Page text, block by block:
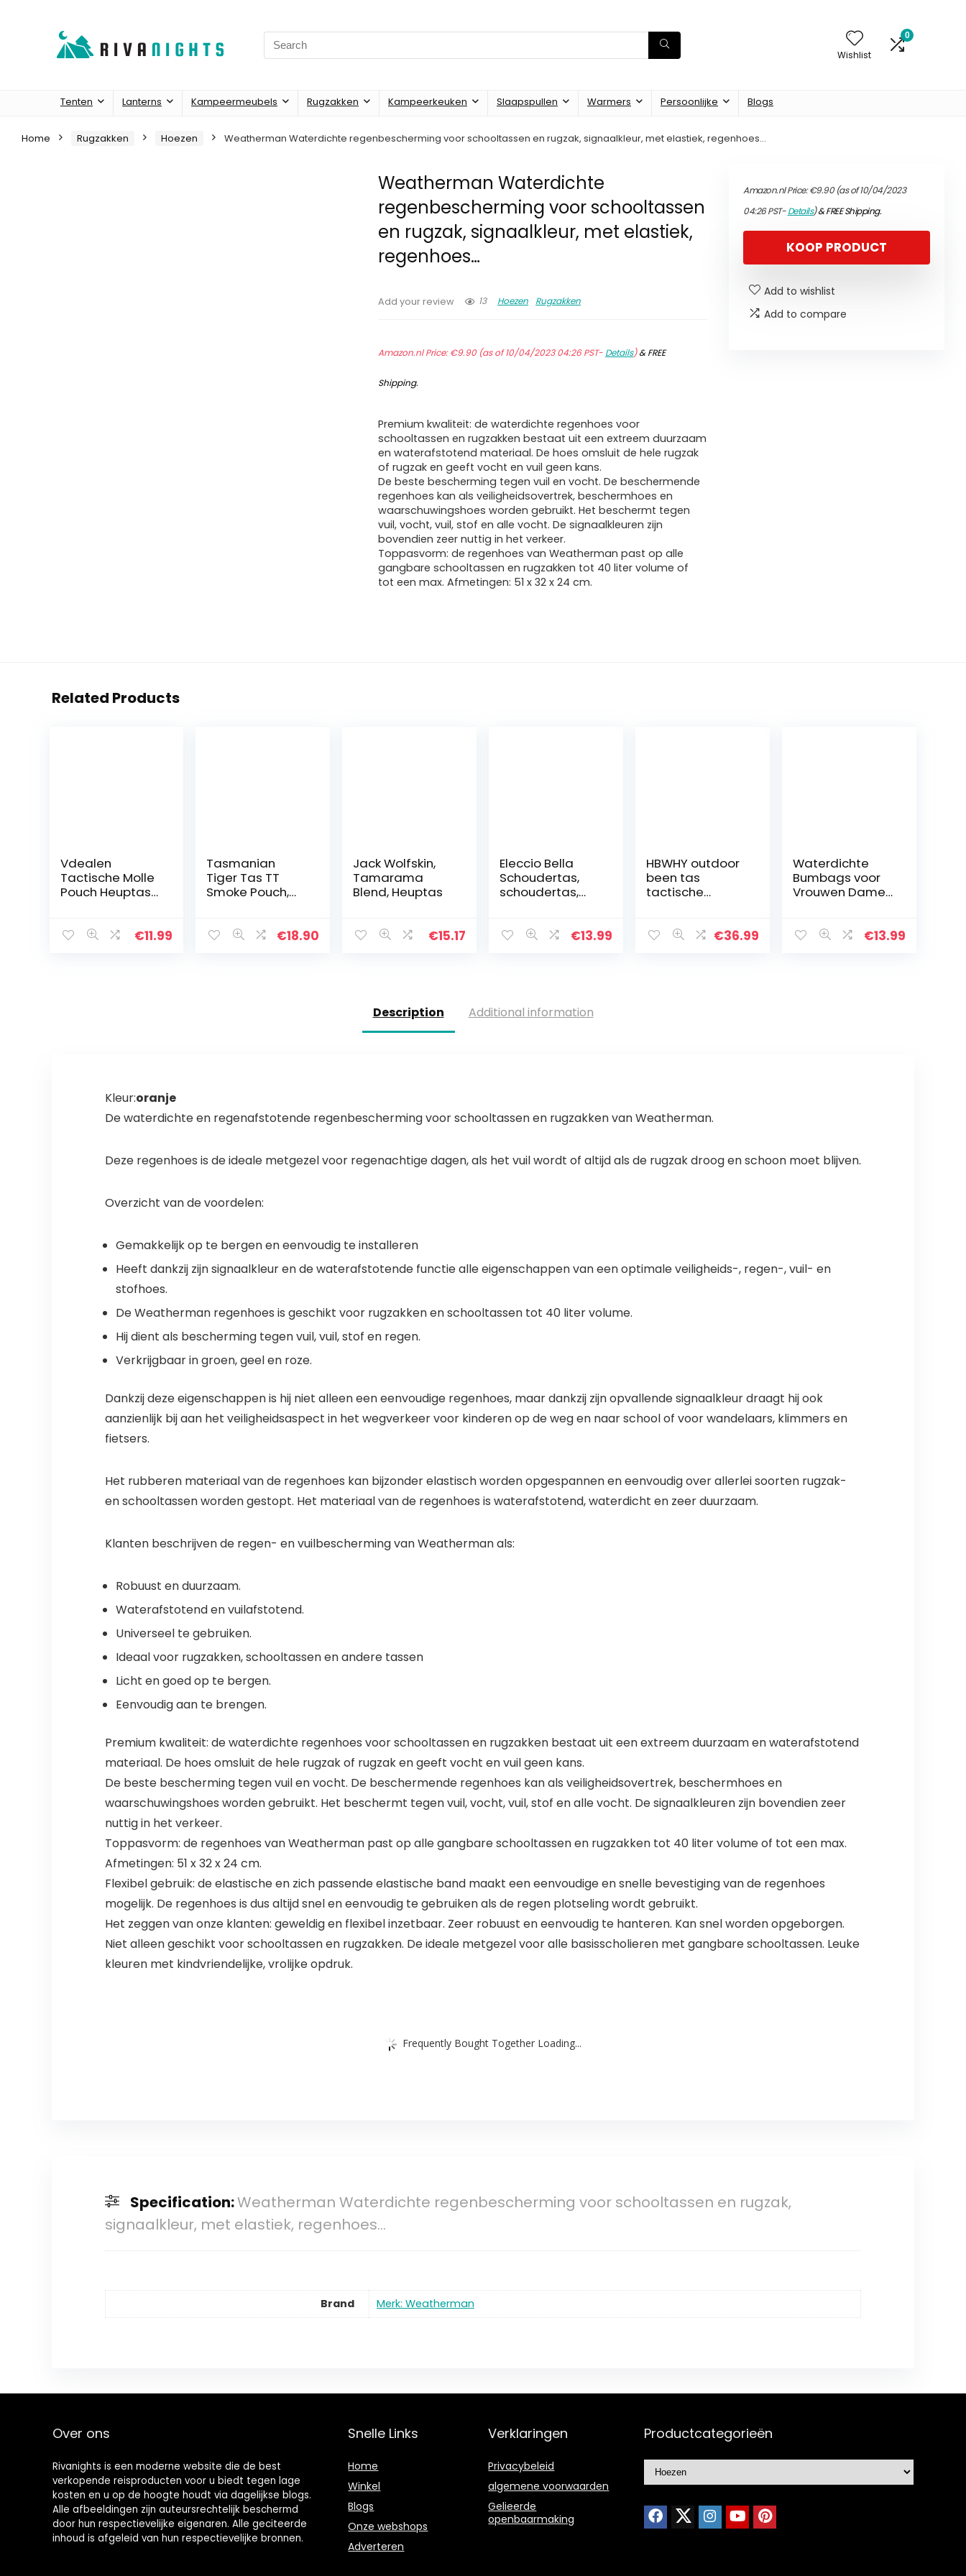
Search
for:
Wishlist
0
Tenten Lanterns Kampeermeubels Rugzakken Kampeerkeuken Slaapspullen Warmers Persoonlijke Blogs
Home Rugzakken Hoezen Weatherman Waterdichte regenbescherming voor schooltassen en rugzak, signaalkleur, met elastiek, regenhoes…
Weatherman Waterdichte
regenbescherming voor schooltassen
en rugzak, signaalkleur, met elastiek,
regenhoes…
Add your review 13 Hoezen Rugzakken
Amazon.nl Price:€9.90(as of 10/04/2023 04:26 PST- Details)&FREE
Shipping.
Premium kwaliteit: de waterdichte regenhoes voor
schooltassen en rugzakken bestaat uit een extreem duurzaam
en waterafstotend materiaal. De hoes omsluit de hele rugzak
of rugzak en geeft vocht en vuil geen kans.
De beste bescherming tegen vuil en vocht. De beschermende
regenhoes kan als veiligheidsovertrek, beschermhoes en
waarschuwingshoes worden gebruikt. Het beschermt tegen
vuil, vocht, vuil, stof en alle vocht. De signaalkleuren zijn
bovendien zeer nuttig in het verkeer.
Toppasvorm: de regenhoes van Weatherman past op alle
gangbare schooltassen en rugzakken tot 40 liter volume of
tot een max. Afmetingen: 51 x 32 x 24 cm.
Amazon.nl Price:€9.90(as of 10/04/2023
04:26 PST-Details)&FREE Shipping.
KOOP PRODUCT
Add to wishlist
Add to compare
Related Products
Vdealen
Tactische Molle
Pouch Heuptas
Houder
€11.99
Tasmanian
Tiger Tas TT
Smoke Pouch,
€18.90
Jack Wolfskin,
Tamarama
Blend, Heuptas
€15.17
Eleccio Bella
Schoudertas,
schoudertas,
voor heren, 1,3 l
€13.99
HBWHY outdoor
been tas
tactische
voor mannen
€36.99
Waterdichte
Bumbags voor
Vrouwen Dames
Reflecterende
€13.99
Description Additional information
Kleur:oranje
De waterdichte en regenafstotende regenbescherming voor schooltassen en rugzakken van Weatherman.
Deze regenhoes is de ideale metgezel voor regenachtige dagen, als het vuil wordt of altijd als de rugzak droog en schoon moet blijven.
Overzicht van de voordelen:
Gemakkelijk op te bergen en eenvoudig te installeren
Heeft dankzij zijn signaalkleur en de waterafstotende functie alle eigenschappen van een optimale veiligheids-, regen-, vuil- en
stofhoes.
De Weatherman regenhoes is geschikt voor rugzakken en schooltassen tot 40 liter volume.
Hij dient als bescherming tegen vuil, vuil, stof en regen.
Verkrijgbaar in groen, geel en roze.
Dankzij deze eigenschappen is hij niet alleen een eenvoudige regenhoes, maar dankzij zijn opvallende signaalkleur draagt hij ook
aanzienlijk bij aan het veiligheidsaspect in het wegverkeer voor kinderen op de weg en naar school of voor wandelaars, klimmers en
fietsers.
Het rubberen materiaal van de regenhoes kan bijzonder elastisch worden opgespannen en eenvoudig over allerlei soorten rugzak-
en schooltassen worden gestopt. Het materiaal van de regenhoes is waterafstotend, waterdicht en zeer duurzaam.
Klanten beschrijven de regen- en vuilbescherming van Weatherman als:
Robuust en duurzaam.
Waterafstotend en vuilafstotend.
Universeel te gebruiken.
Ideaal voor rugzakken, schooltassen en andere tassen
Licht en goed op te bergen.
Eenvoudig aan te brengen.
Premium kwaliteit: de waterdichte regenhoes voor schooltassen en rugzakken bestaat uit een extreem duurzaam en waterafstotend
materiaal. De hoes omsluit de hele rugzak of rugzak en geeft vocht en vuil geen kans.
De beste bescherming tegen vuil en vocht. De beschermende regenhoes kan als veiligheidsovertrek, beschermhoes en
waarschuwingshoes worden gebruikt. Het beschermt tegen vuil, vocht, vuil, stof en alle vocht. De signaalkleuren zijn bovendien zeer
nuttig in het verkeer.
Toppasvorm: de regenhoes van Weatherman past op alle gangbare schooltassen en rugzakken tot 40 liter volume of tot een max.
Afmetingen: 51 x 32 x 24 cm.
Flexibel gebruik: de elastische en zich passende elastische band maakt een eenvoudige en snelle bevestiging van de regenhoes
mogelijk. De regenhoes is dus altijd snel en eenvoudig te gebruiken als de regen plotseling wordt gebruikt.
Het zeggen van onze klanten: geweldig en flexibel inzetbaar. Zeer robuust en eenvoudig te hanteren. Kan snel worden opgeborgen.
Niet alleen geschikt voor schooltassen en rugzakken. De ideale metgezel voor alle basisscholieren met gangbare schooltassen. Leuke
kleuren met kindvriendelijke, vrolijke opdruk.
Frequently Bought Together Loading...
Specification:Weatherman Waterdichte regenbescherming voor schooltassen en rugzak,
signaalkleur, met elastiek, regenhoes…
Brand Merk: Weatherman
Over ons
Rivanights is een moderne website die de best
verkopende reisproducten voor u biedt tegen lage
kosten en u op de hoogte houdt via dagelijkse blogs.
Alle afbeeldingen zijn auteursrechtelijk beschermd
door hun respectievelijke eigenaren. Alle geciteerde
inhoud is afgeleid van hun respectievelijke bronnen.
Snelle Links
Home
Winkel
Blogs
Onze webshops
Adverteren
Verklaringen
Privacybeleid
algemene voorwaarden
Gelieerde
openbaarmaking
Productcategorieën